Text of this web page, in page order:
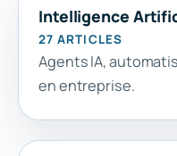
Intelligence
27 ARTICLES
Agents IA,
en entreprise.